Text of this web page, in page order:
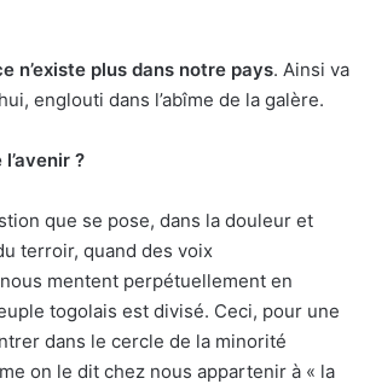
n’existe plus dans notre pays. Ainsi va
englouti dans l’abîme de la galère.
?
que se pose, dans la douleur et
terroir, quand des voix
mentent perpétuellement en
togolais est divisé. Ceci, pour une
dans le cercle de la minorité
on le dit chez nous appartenir à « la